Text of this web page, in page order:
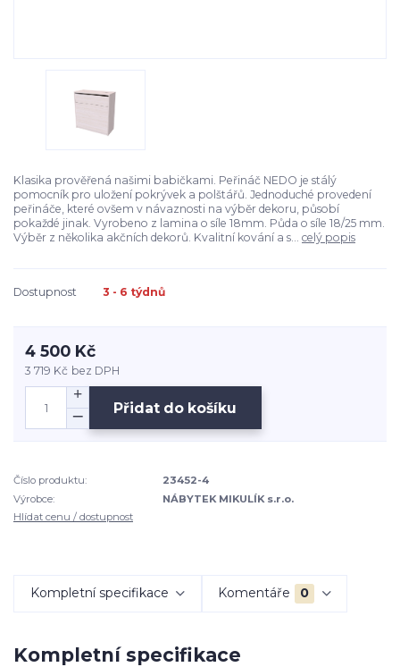
Klasika prověřená našimi babičkami. Peřináč NEDO je stálý
pomocník pro uložení pokrývek a polštářů. Jednoduché provedení
peřináče, které ovšem v návaznosti na výběr dekoru, působí
pokaždé jinak. Vyrobeno z lamina o síle 18mm. Půda o síle 18/25 mm.
Výběr z několika akčních dekorů. Kvalitní kování a s... celý popis
Dostupnost 3 - 6 týdnů
4 500 Kč
3 719 Kč bez DPH
Přidat do košíku
Číslo produktu:
23452-4
Výrobce:
NÁBYTEK MIKULÍK s.r.o.
Hlídat cenu / dostupnost
Kompletní specifikace Komentáře 0
Kompletní specifikace